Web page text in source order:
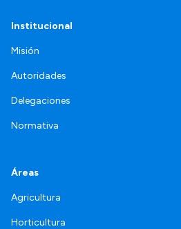
Institucional
Misión
Autoridades
Delegaciones
Normativa
Áreas
Agricultura
Horticultura